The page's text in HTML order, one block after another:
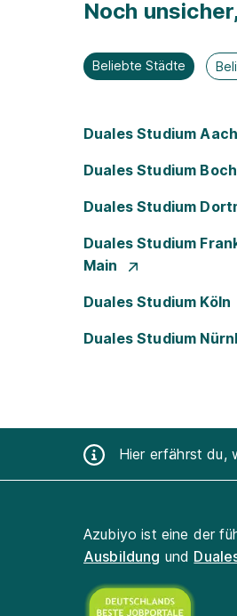
Noch
Beliebte Städte
Duales Studium
Duales Studium
Duales Studium
Duales Studium
Main
Duales Studium Köln
Duales Studium
Hier erfährst du,
Azubiyo ist eine der
Ausbildung und